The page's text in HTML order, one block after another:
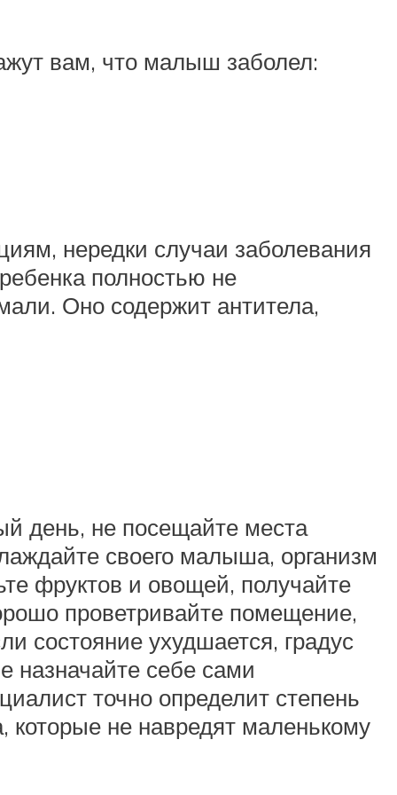
вам, что малыш заболел:
нередки случаи заболевания
полностью не
Оно содержит антитела,
день, не посещайте места
своего малыша, организм
фруктов и овощей, получайте
проветривайте помещение,
состояние ухудшается, градус
назначайте себе сами
точно определит степень
не навредят маленькому